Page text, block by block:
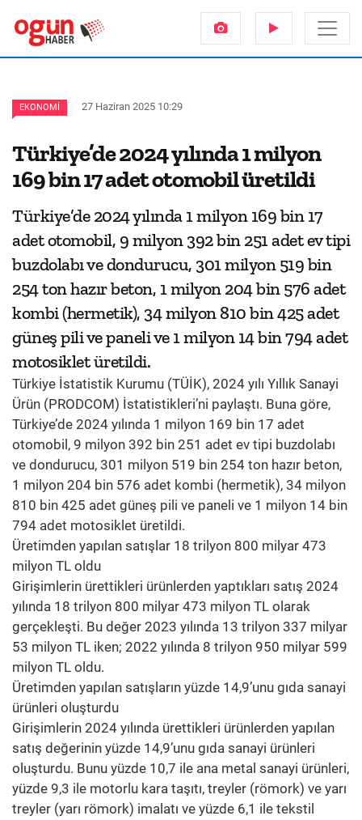
EKONOMI 27 Haziran 2025 10:29
Türkiye’de 2024 yılında 1 milyon
169 bin 17 adet otomobil üretildi
Türkiye’de 2024 yılında 1 milyon 169 bin 17
adet otomobil, 9 milyon 392 bin 251 adet ev tipi
buzdolabı ve dondurucu, 301 milyon 519 bin
254 ton hazır beton, 1 milyon 204 bin 576 adet
kombi (hermetik), 34 milyon 810 bin 425 adet
güneş pili ve paneli ve 1 milyon 14 bin 794 adet
motosiklet üretildi.
Türkiye İstatistik Kurumu (TÜİK), 2024 yılı Yıllık Sanayi
Ürün (PRODCOM) İstatistikleri’ni paylaştı. Buna göre,
Türkiye’de 2024 yılında 1 milyon 169 bin 17 adet
otomobil, 9 milyon 392 bin 251 adet ev tipi buzdolabı
ve dondurucu, 301 milyon 519 bin 254 ton hazır beton,
1 milyon 204 bin 576 adet kombi (hermetik), 34 milyon
810 bin 425 adet güneş pili ve paneli ve 1 milyon 14 bin
794 adet motosiklet üretildi.
Üretimden yapılan satışlar 18 trilyon 800 milyar 473
milyon TL oldu
Girişimlerin ürettikleri ürünlerden yaptıkları satış 2024
yılında 18 trilyon 800 milyar 473 milyon TL olarak
gerçekleşti. Bu değer 2023 yılında 13 trilyon 337 milyar
53 milyon TL iken; 2022 yılında 8 trilyon 950 milyar 599
milyon TL oldu.
Üretimden yapılan satışların yüzde 14,9’unu gıda sanayi
ürünleri oluşturdu
Girişimlerin 2024 yılında ürettikleri ürünlerden yapılan
satış değerinin yüzde 14,9’unu gıda sanayi ürünleri
oluşturdu. Bunu yüzde 10,7 ile ana metal sanayi ürünleri,
yüzde 9,3 ile motorlu kara taşıtı, treyler (römork) ve yarı
treyler (yarı römork) imalatı ve yüzde 6,1 ile tekstil